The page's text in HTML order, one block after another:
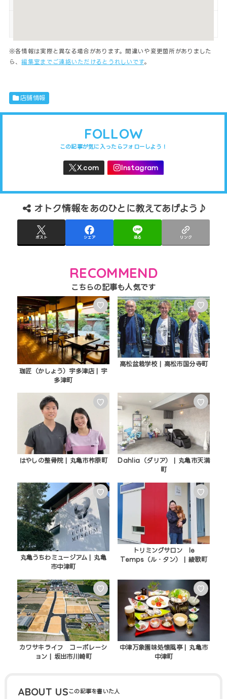
※各情報は実際と異なる場合があります。間違いや変更箇所がありました
ら、編集室までご連絡いただけるとうれしいです。
店舗情報
FOLLOW
オトク情報をあのひとに教えてあげよう♪
ポスト シェア 送る リンク
RECOMMEND
♡
珈匠（かしょう）宇多津店 | 宇
多津町
♡
高松盆栽学校 | 高松市国分寺町
♡
はやしの整骨院 | 丸亀市柞原町
♡
Dahlia（ダリア） | 丸亀市天満
町
♡
丸亀うちわミュージアム | 丸亀
市中津町
♡
トリミングサロン le
Temps（ル・タン） | 綾歌町
♡
カワサキライフ コーポレーシ
ョン | 坂出市川崎町
♡
中津万象園味処懐風亭 | 丸亀市
中津町
ABOUT US